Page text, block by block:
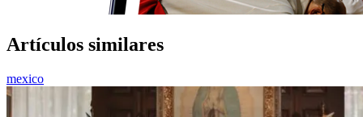
Artículos similares
mexico